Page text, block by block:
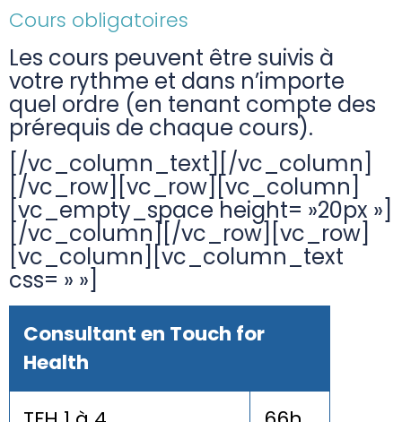
Cours obligatoires
Les cours peuvent être suivis à
votre rythme et dans n’importe
quel ordre (en tenant compte des
prérequis de chaque cours).
[/vc_column_text][/vc_column]
[/vc_row][vc_row][vc_column]
[vc_empty_space height= »20px »]
[/vc_column][/vc_row][vc_row]
[vc_column][vc_column_text
css= » »]
Consultant en Touch for
Health